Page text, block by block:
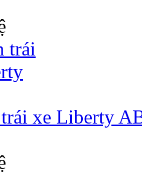
trái xe Liberty